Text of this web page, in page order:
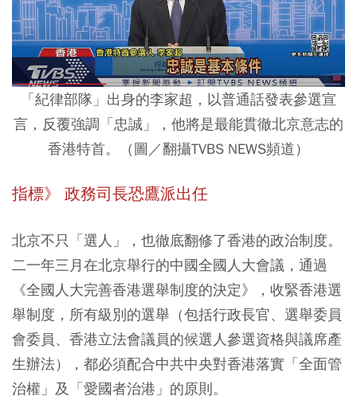
「紀律部隊」出身的李家超，以普通話發表參選宣
言，反覆強調「忠誠」，他將是最能貫徹北京意志的
香港特首。（圖／翻攝TVBS NEWS頻道）
指標》 政務司長恐鷹派出任
北京不只「選人」，也徹底翻修了香港的政治制度。
二一年三月在北京舉行的中國全國人大會議，通過
《全國人大完善香港選舉制度的決定》，收緊香港選
舉制度，所有級別的選舉（包括行政長官、選舉委員
會委員、香港立法會議員的候選人參選資格與議席產
生辦法），都必須配合中共中央對香港落實「全面管
治權」及「愛國者治港」的原則。